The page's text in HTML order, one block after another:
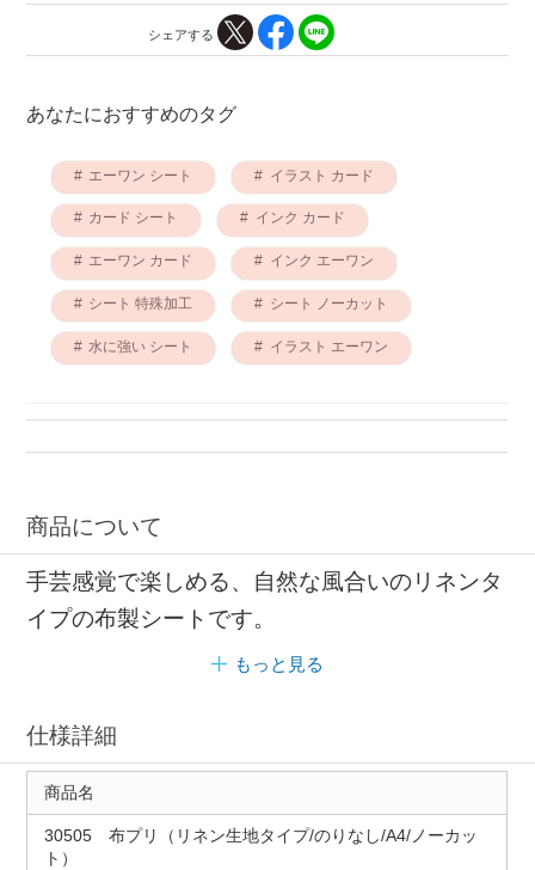
シェアする
あなたにおすすめのタグ
エーワン シート イラスト カード
カード シート インク カード
エーワン カード インク エーワン
シート 特殊加工 シート ノーカット
水に強い シート イラスト エーワン
商品について
手芸感覚で楽しめる、自然な風合いのリネンタ
イプの布製シートです。
もっと見る
仕様詳細
商品名
30505 布プリ（リネン生地タイプ/のりなし/A4/ノーカッ
ト）